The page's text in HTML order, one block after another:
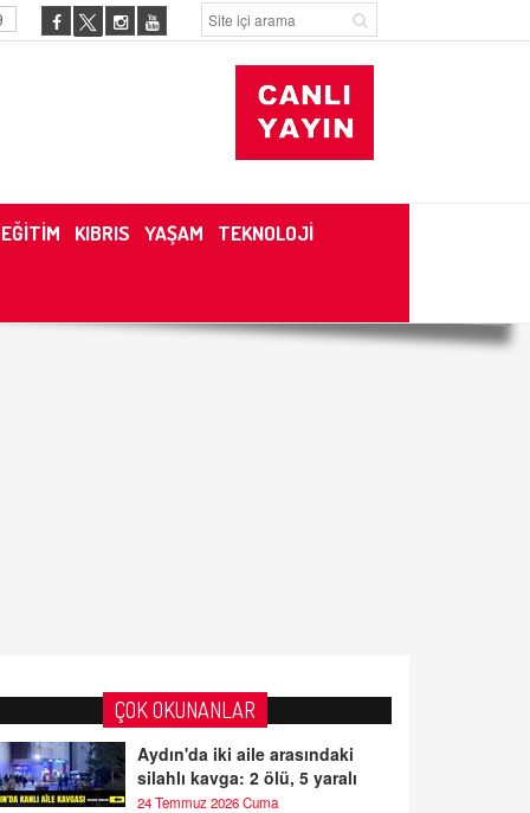
EĞİTİM KIBRIS YAŞAM TEKNOLOJİ
ÇOK OKUNANLAR
Aydın'da iki aile arasındaki
silahlı kavga: 2 ölü, 5 yaralı
24 Temmuz 2026 Cuma